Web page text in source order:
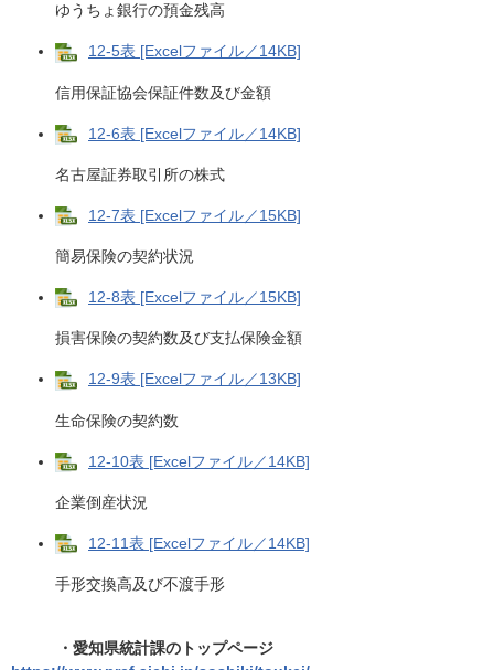
ゆうちょ銀行の預金残高
12-5表 [Excelファイル／14KB]
信用保証協会保証件数及び金額
12-6表 [Excelファイル／14KB]
名古屋証券取引所の株式
12-7表 [Excelファイル／15KB]
簡易保険の契約状況
12-8表 [Excelファイル／15KB]
損害保険の契約数及び支払保険金額
12-9表 [Excelファイル／13KB]
生命保険の契約数
12-10表 [Excelファイル／14KB]
企業倒産状況
12-11表 [Excelファイル／14KB]
手形交換高及び不渡手形
・愛知県統計課のトップページ